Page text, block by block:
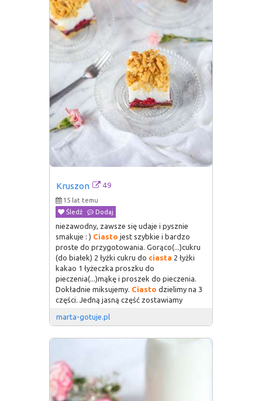
Kruszon 49
15 lat temu
Śledź
Dodaj
niezawodny, zawsze się udaje i pysznie
smakuje : ) Ciasto jest szybkie i bardzo
proste do przygotowania. Gorąco(...)cukru
(do białek) 2 łyżki cukru do ciasta 2 łyżki
kakao 1 łyżeczka proszku do
pieczenia(...)mąkę i proszek do pieczenia.
Dokładnie miksujemy. Ciasto dzielimy na 3
części. Jedną jasną część zostawiamy
marta-gotuje.pl